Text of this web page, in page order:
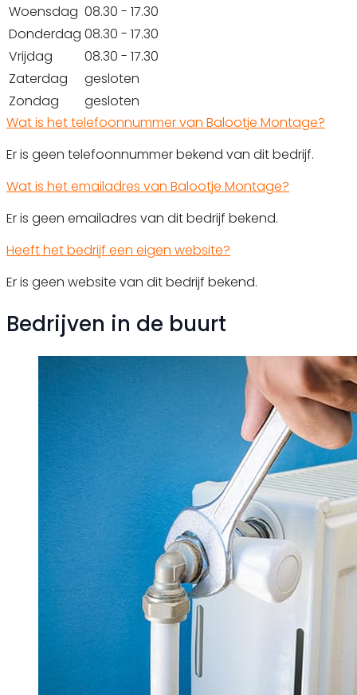
Woensdag 08.30 - 17.30
Donderdag 08.30 - 17.30
Vrijdag
08.30 - 17.30
Zaterdag
gesloten
Zondag
gesloten
Wat is het telefoonnummer van Balootje Montage?
Er is geen telefoonnummer bekend van dit bedrijf.
Wat is het emailadres van Balootje Montage?
Er is geen emailadres van dit bedrijf bekend.
Heeft het bedrijf een eigen website?
Er is geen website van dit bedrijf bekend.
Bedrijven in de buurt